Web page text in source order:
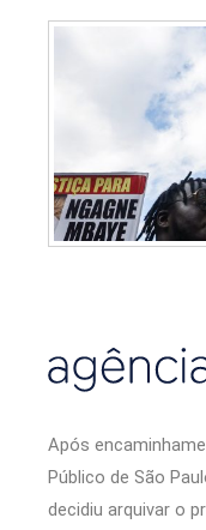
Após
Público de São
decidiu arquivar o